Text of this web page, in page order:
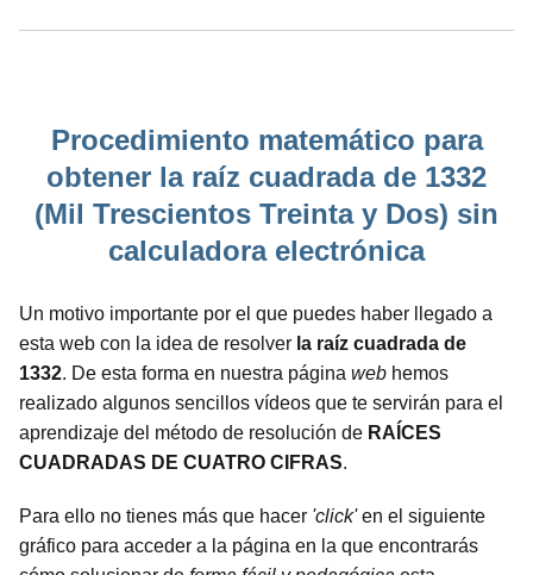
Procedimiento matemático para
obtener la raíz cuadrada de 1332
(Mil Trescientos Treinta y Dos) sin
calculadora electrónica
Un motivo importante por el que puedes haber llegado a
esta web con la idea de resolver la raíz cuadrada de
1332. De esta forma en nuestra página web hemos
realizado algunos sencillos vídeos que te servirán para el
aprendizaje del método de resolución de RAÍCES
CUADRADAS DE CUATRO CIFRAS.
Para ello no tienes más que hacer 'click'en el siguiente
gráfico para acceder a la página en la que encontrarás